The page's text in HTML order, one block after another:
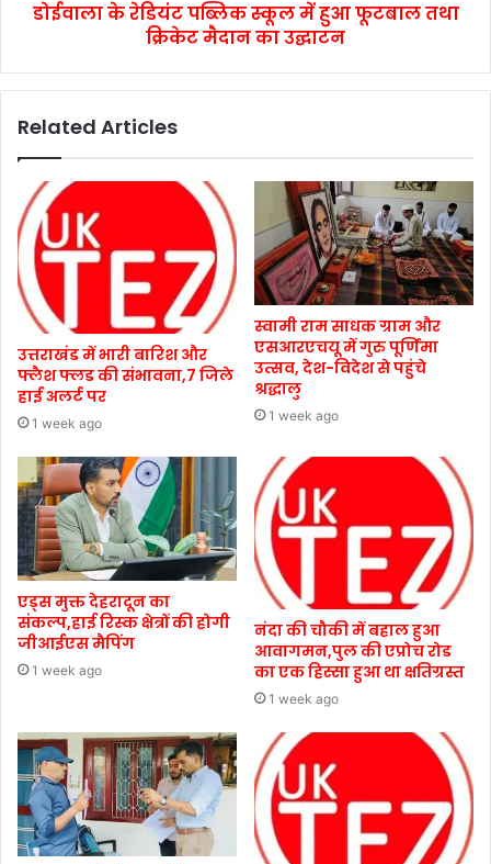
डोईवाला के रेडियंट पब्लिक स्कूल में हुआ फूटबाल तथा
क्रिकेट मैदान का उद्घाटन
Related Articles
उत्तराखंड में भारी बारिश और
फ्लैश फ्लड की संभावना,7 जिले
हाई अलर्ट पर
1 week ago
स्वामी राम साधक ग्राम और
एसआरएचयू में गुरु पूर्णिमा
उत्सव, देश-विदेश से पहुंचे
श्रद्धालु
1 week ago
एड्स मुक्त देहरादून का
संकल्प,हाई रिस्क क्षेत्रों की होगी
जीआईएस मैपिंग
1 week ago
नंदा की चौकी में बहाल हुआ
आवागमन,पुल की एप्रोच रोड
का एक हिस्सा हुआ था क्षतिग्रस्त
1 week ago